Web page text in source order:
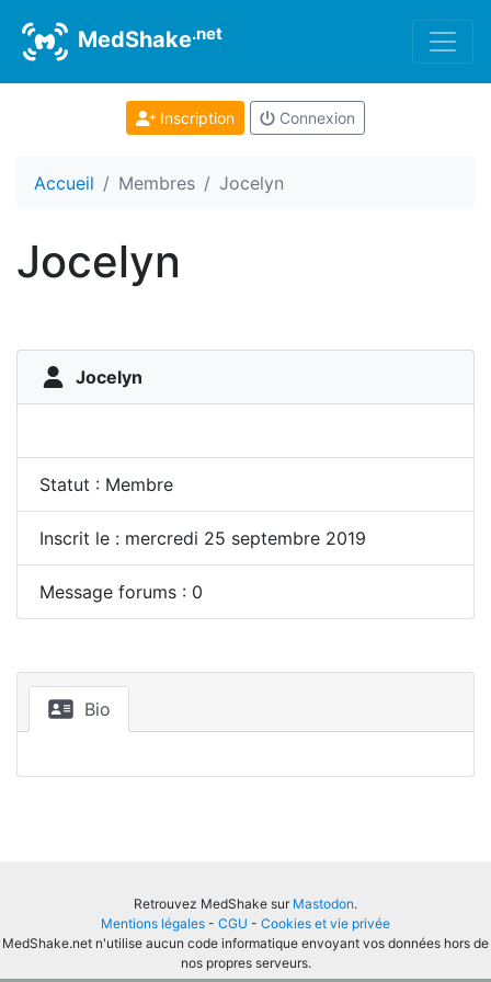
MedShake.net
Inscription Connexion
Accueil Membres Jocelyn
Jocelyn
Jocelyn
Statut : Membre
Inscrit le : mercredi 25 septembre 2019
Message forums : 0
Bio
Retrouvez MedShake sur Mastodon.
Mentions légales - CGU - Cookies et vie privée
MedShake.net n'utilise aucun code informatique envoyant vos données hors de
nos propres serveurs.